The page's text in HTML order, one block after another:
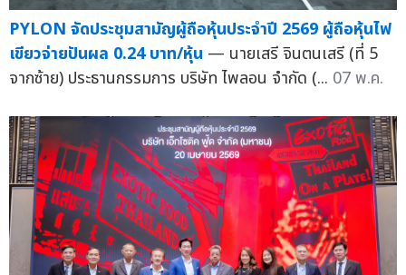
PYLON จัดประชุมสามัญผู้ถือหุ้นประจำปี 2569 ผู้ถือหุ้นไฟ
เขียวจ่ายปันผล 0.24 บาท/หุ้น — นายเสรี จินตนเสรี (ที่ 5
จากซ้าย) ประธานกรรมการ บริษัท ไพลอน จำกัด (... 07 พ.ค.